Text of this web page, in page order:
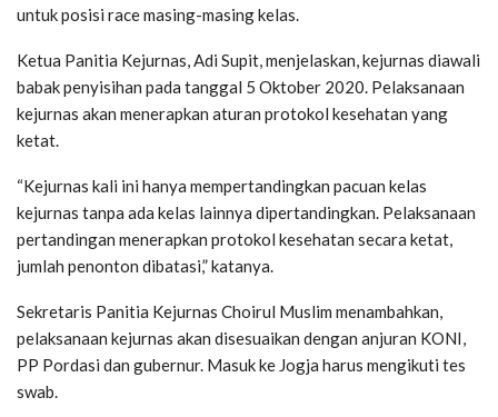
untuk posisi race masing-masing kelas.
Ketua Panitia Kejurnas, Adi Supit, menjelaskan, kejurnas diawali
babak penyisihan pada tanggal 5 Oktober 2020. Pelaksanaan
kejurnas akan menerapkan aturan protokol kesehatan yang
ketat.
“Kejurnas kali ini hanya mempertandingkan pacuan kelas
kejurnas tanpa ada kelas lainnya dipertandingkan. Pelaksanaan
pertandingan menerapkan protokol kesehatan secara ketat,
jumlah penonton dibatasi,” katanya.
Sekretaris Panitia Kejurnas Choirul Muslim menambahkan,
pelaksanaan kejurnas akan disesuaikan dengan anjuran KONI,
PP Pordasi dan gubernur. Masuk ke Jogja harus mengikuti tes
swab.